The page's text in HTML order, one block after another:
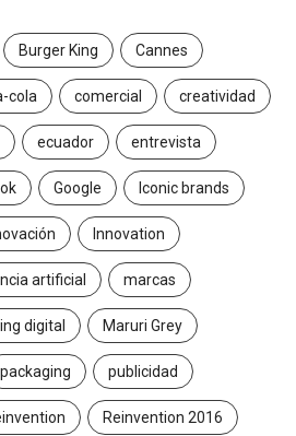
Burger King Cannes
cola comercial creatividad
ecuador entrevista
Google Iconic brands
Innovation
artificial marcas
digital Maruri Grey
packaging publicidad
Reinvention 2016